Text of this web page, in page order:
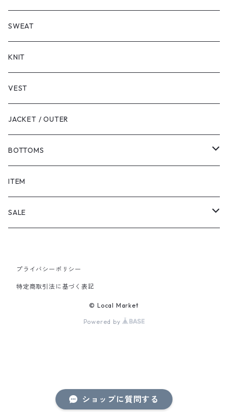
ショップに質問する
LONG SLEEVE
SHORT SLEEVE
LONG SLEEVE
SWEAT
KNIT
VEST
JACKET / OUTER
BOTTOMS
SHORTS
PANTS
ITEM
SALE
PANTS
プライバシーポリシー
特定商取引法に基づく表記
© Local Market
Powered by